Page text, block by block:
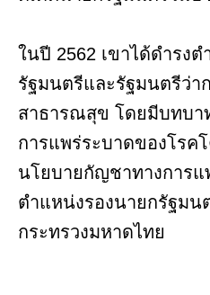
ในปี 2562 เขาได้ดำรง
รัฐมนตรีและรัฐมนตรีว่า
สาธารณสุข โดยมีบทบา
การแพร่ระบาดของโรค
นโยบายกัญชาทางการ
ตำแหน่งรองนายกรัฐมน
กระทรวงมหาดไทย